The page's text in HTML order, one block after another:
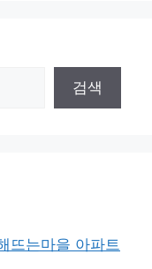
검색
뜨는마을 아파트